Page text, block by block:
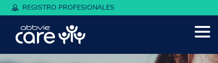
REGISTRO PROFESIONALES